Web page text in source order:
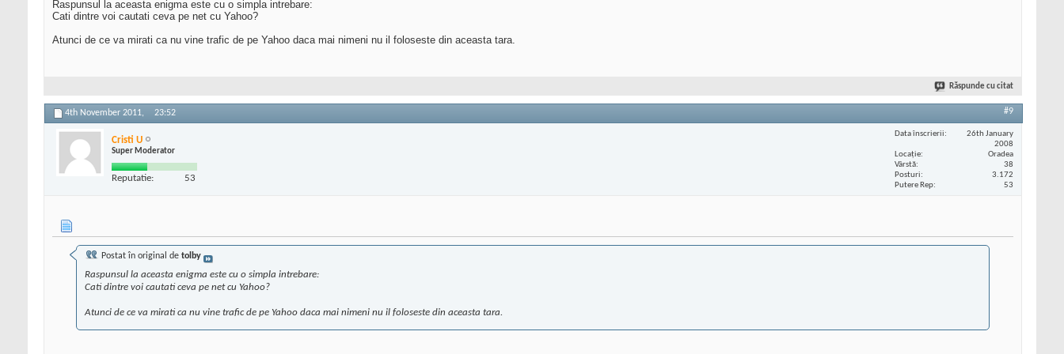
Raspunsul la aceasta enigma este cu o simpla intrebare:
Cati dintre voi cautati ceva pe net cu Yahoo?
Atunci de ce va mirati ca nu vine trafic de pe Yahoo daca mai nimeni nu il foloseste din aceasta tara.
Răspunde cu citat
4th November 2011, 23:52 #9
Cristi U
Super Moderator
Reputatie: 53
Data înscrierii
26th January
2008
Locaţie
Oradea
Vârstă
38
Posturi
3.172
Putere Rep
53
Postat în original de tolby
Raspunsul la aceasta enigma este cu o simpla intrebare:
Cati dintre voi cautati ceva pe net cu Yahoo?
Atunci de ce va mirati ca nu vine trafic de pe Yahoo daca mai nimeni nu il foloseste din aceasta tara.